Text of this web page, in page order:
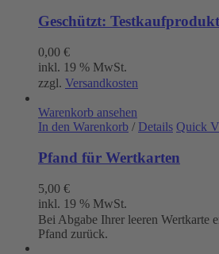
Geschützt: Testkaufprodukt
0,00 €
inkl. 19 % MwSt.
zzgl. Versandkosten
Warenkorb ansehen
In den Warenkorb / Details Quick
Pfand für Wertkarten
5,00 €
inkl. 19 % MwSt.
Bei Abgabe Ihrer leeren Wertkarte
Pfand zurück.